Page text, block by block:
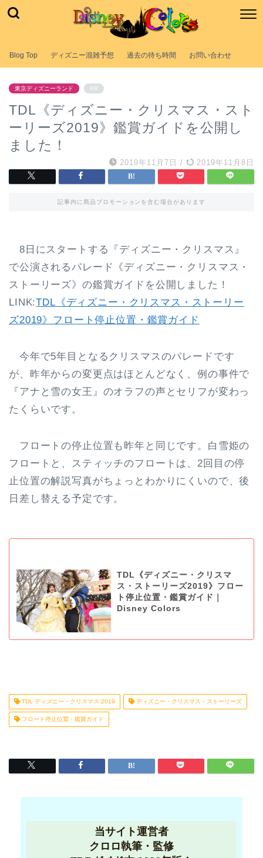
Blog Top ディズニー混雑予想 過去の待ち時間 お問い合わせ
東京ディズニーランド PR
TDL《ディズニー・クリスマス・スト
ーリーズ2019》鑑賞ガイドを公開し
ました！
2019年11月7日 / 2019年11月8日
記事内に商品プロモーションを含む場合があります
8日にスタートする『ディズニー・クリスマス』
で公演されるパレード《ディズニー・クリスマス・
ストーリーズ》の鑑賞ガイドを公開しました！
LINK:TDL《ディズニー・クリスマス・ストーリー
ズ2019》フロート停止位置・鑑賞ガイド
今年で5年目となるクリスマスのパレードです
が、昨年からの変更点はほとんどなく、例の事件で
『アナと雪の女王』のオラフの声とセリフが変わっ
たくらいです。
フロートの停止位置も昨年と同じです。白雪姫の
フロートと、スティッチのフロートは、2回目の停
止位置の解説写真がちょっとわかりにくいので、後
日差し替える予定です。
TDL《ディズニー・クリスマ
ス・ストーリーズ2019》フロー
ト停止位置・鑑賞ガイド｜
Disney Colors
TDL ディズニー・クリスマス 2019 ディズニー・クリスマス・ストーリーズ
フロート停止位置・鑑賞ガイド
当サイト運営者
クロロ執筆・監修